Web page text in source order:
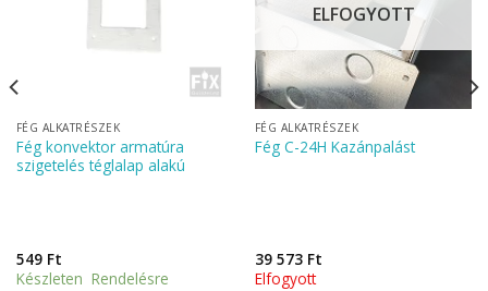
FÉG ALKATRÉSZEK
Fég konvektor armatúra
szigetelés téglalap alakú
549 Ft
Készleten Rendelésre
ELFOGYOTT
FÉG ALKATRÉSZEK
Fég C-24H Kazánpalást
39 573 Ft
Elfogyott